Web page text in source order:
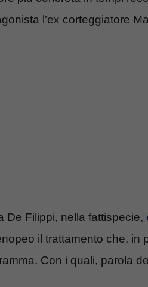
l’ex corteggiatore
De Filippi, nella fattispecie,
il trattamento che, in
Con i quali, parola